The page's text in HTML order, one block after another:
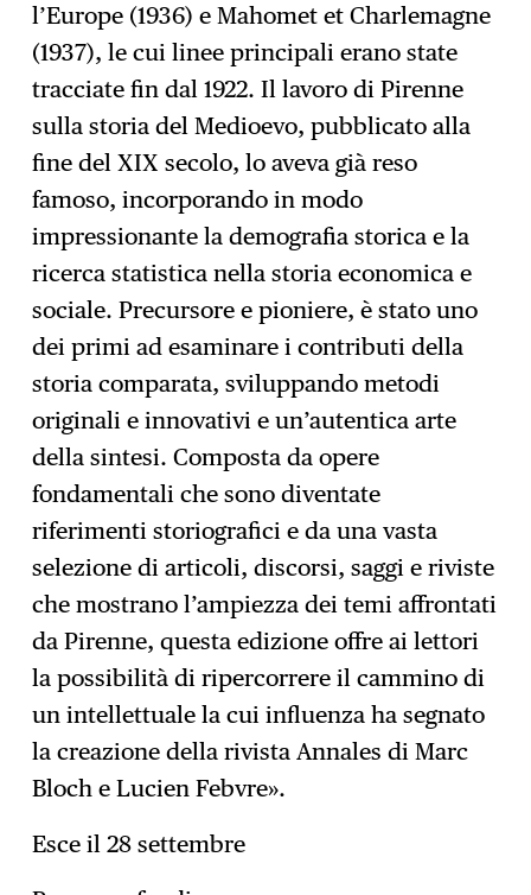
l’Europe (1936) e Mahomet et Charlemagne
(1937), le cui linee principali erano state
tracciate fin dal 1922. Il lavoro di Pirenne
sulla storia del Medioevo, pubblicato alla
fine del XIX secolo, lo aveva già reso
famoso, incorporando in modo
impressionante la demografia storica e la
ricerca statistica nella storia economica e
sociale. Precursore e pioniere, è stato uno
dei primi ad esaminare i contributi della
storia comparata, sviluppando metodi
originali e innovativi e un’autentica arte
della sintesi. Composta da opere
fondamentali che sono diventate
riferimenti storiografici e da una vasta
selezione di articoli, discorsi, saggi e riviste
che mostrano l’ampiezza dei temi affrontati
da Pirenne, questa edizione offre ai lettori
la possibilità di ripercorrere il cammino di
un intellettuale la cui influenza ha segnato
la creazione della rivista Annales di Marc
Bloch e Lucien Febvre».
Esce il 28 settembre